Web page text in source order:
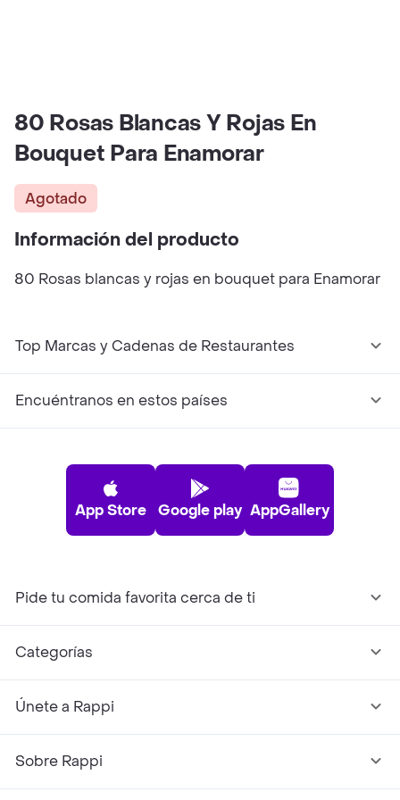
80 Rosas Blancas Y Rojas En
Bouquet Para Enamorar
Agotado
Información del producto
80 Rosas blancas y rojas en bouquet para Enamorar
Top Marcas y Cadenas de Restaurantes
Encuéntranos en estos países
App Store Google play AppGallery
Pide tu comida favorita cerca de ti
Categorías
Únete a Rappi
Sobre Rappi